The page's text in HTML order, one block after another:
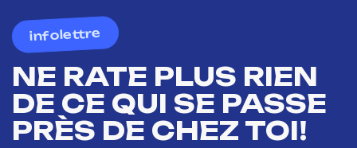
infolettre
NE RATE PLUS RIEN
DE CE QUI SE PASSE
PRÈS DE CHEZ TOI!